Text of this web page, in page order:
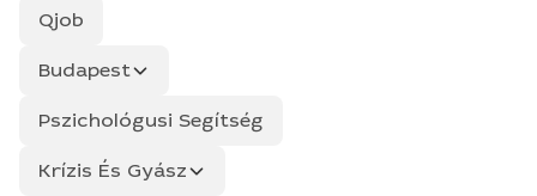
Qjob
Budapest
Pszichológusi Segítség
Krízis És Gyász